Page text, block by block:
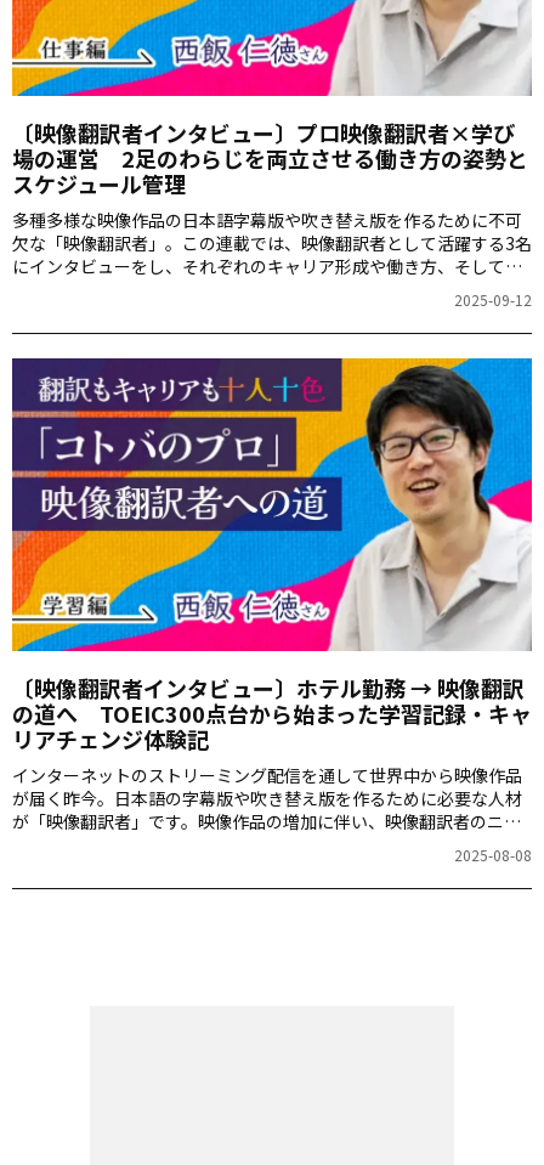
〔映像翻訳者インタビュー〕プロ映像翻訳者×学び
場の運営 2足のわらじを両立させる働き方の姿勢と
スケジュール管理
多種多様な映像作品の日本語字幕版や吹き替え版を作るために不可
欠な「映像翻訳者」。この連載では、映像翻訳者として活躍する3名
にインタビューをし、それぞれのキャリア形成や働き方、そして映
者はどんなバックグラウンドを持ち、そしてどんな働き方をしてい
るのでしょうか？
2025-09-12
〔映像翻訳者インタビュー〕ホテル勤務 → 映像翻訳
の道へ TOEIC300点台から始まった学習記録・キャ
リアチェンジ体験記
インターネットのストリーミング配信を通して世界中から映像作品
が届く昨今。日本語の字幕版や吹き替え版を作るために必要な人材
が「映像翻訳者」です。映像作品の増加に伴い、映像翻訳者のニー
ち、どんな働き方をしているのか ―― この連載では、現在映像翻訳者と
して活躍する3名にインタビューをし、十人十色のキャリア形成や働
2025-08-08